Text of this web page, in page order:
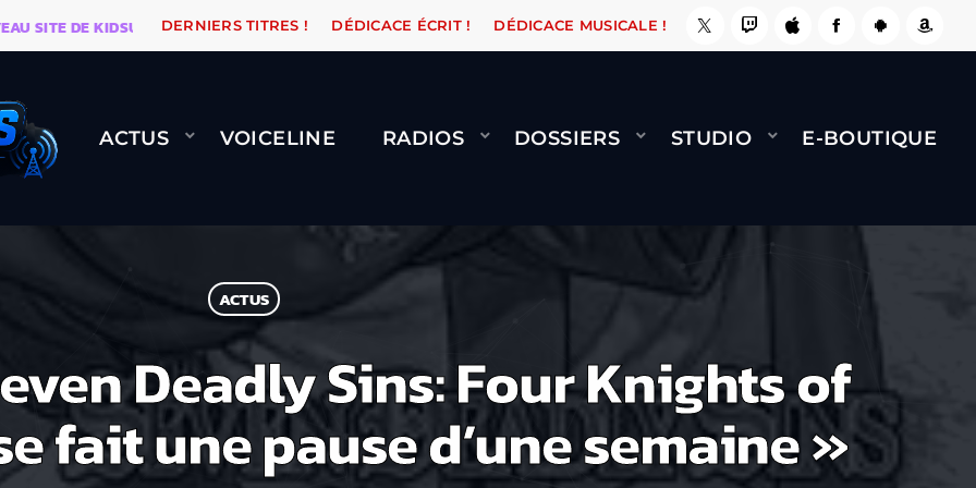
DE KIDSUNE WARÉTRO ORANGE ROAD QUI PASSE, ÇA LE FAIT ! NAMI BERNARD MINET -
DERNIERS TITRES ! DÉDICACE ÉCRIT ! DÉDICACE MUSICALE !
ACTUS VOICELINE RADIOS DOSSIERS STUDIO E-BOUTIQUE
ACTUS
Deadly Sins: Four Knights of
fait une pause d’une semaine »